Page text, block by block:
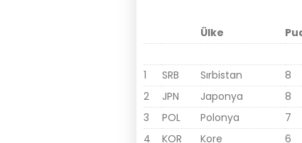
Ülke
1
SRB Sırbistan 8
2
JPN Japonya 8
3
POL Polonya 7
4
KOR Kore 6